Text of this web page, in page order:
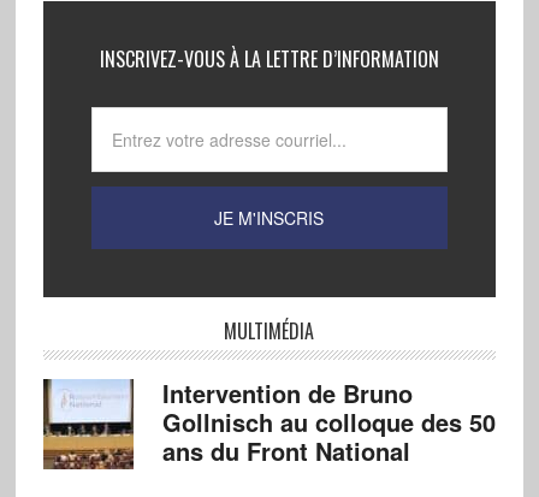
INSCRIVEZ-VOUS À LA LETTRE D’INFORMATION
MULTIMÉDIA
Intervention de Bruno
Gollnisch au colloque des 50
ans du Front National